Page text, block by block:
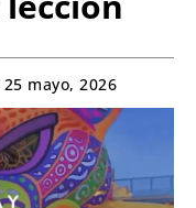
25 mayo, 2026